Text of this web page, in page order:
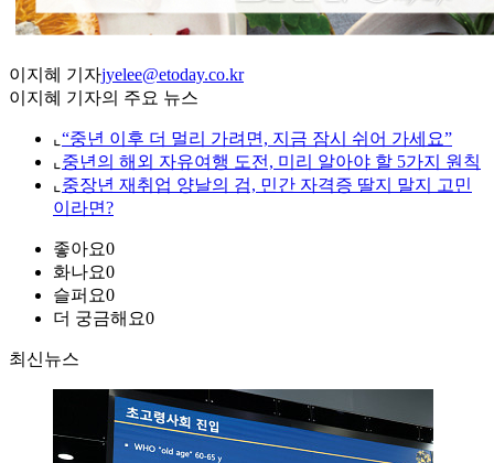
이지혜 기자jyelee@etoday.co.kr
이지혜 기자의 주요 뉴스
⌞ “중년 이후 더 멀리 가려면, 지금 잠시 쉬어 가세요”
⌞ 중년의 해외 자유여행 도전, 미리 알아야 할 5가지 원칙
⌞ 중장년 재취업 양날의 검, 민간 자격증 딸지 말지 고민
이라면?
좋아요0
화나요0
슬퍼요0
더 궁금해요0
최신뉴스